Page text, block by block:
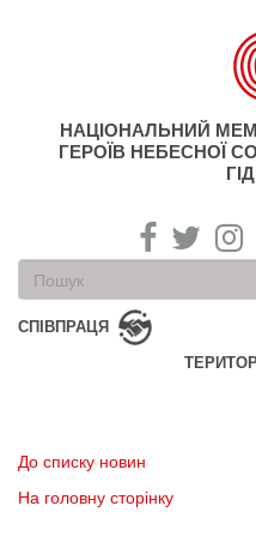
НАЦІОНАЛЬНИЙ
ГЕРОЇВ НЕБЕСНОЇ
Пошукова
форма
Пошук
СПІВПРАЦЯ
До списку новин
На головну сторінку